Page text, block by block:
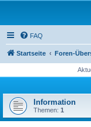
FAQ
Startseite Foren-
Information
Themen: 1